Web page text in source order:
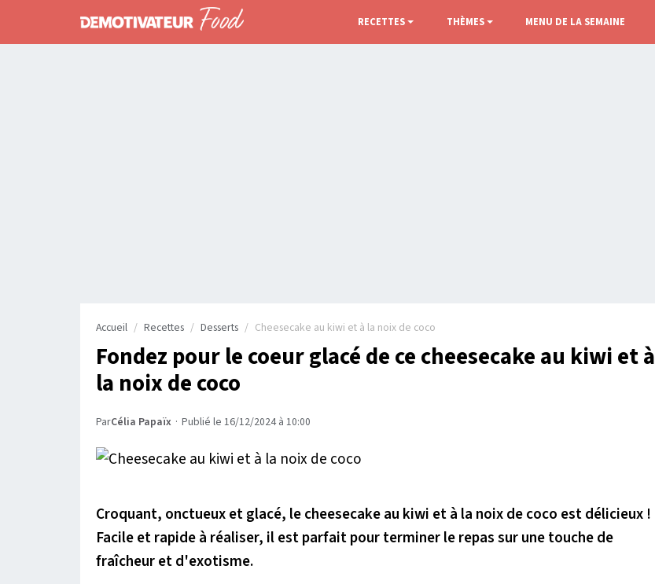
RECETTES THÈMES MENU DE LA SEMAINE
Accueil Recettes Desserts Cheesecake au kiwi et à la noix de coco
Fondez pour le coeur glacé de ce cheesecake au kiwi et à
la noix de coco
ParCélia Papaïx · Publié le 16/12/2024 à 10:00
Croquant, onctueux et glacé, le cheesecake au kiwi et à la noix de coco est délicieux !
Facile et rapide à réaliser, il est parfait pour terminer le repas sur une touche de
fraîcheur et d'exotisme.